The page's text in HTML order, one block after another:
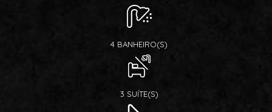
4 BANHEIRO(S)
3 SUÍTE(S)